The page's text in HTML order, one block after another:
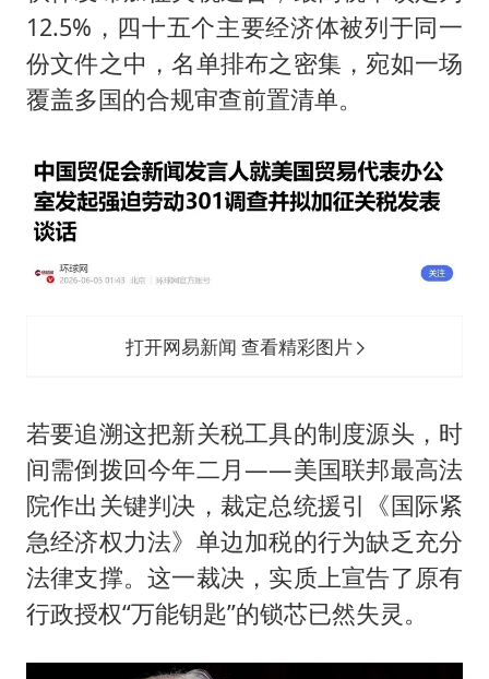
12.5%，四十五个主要经济体被列于同一
份文件之中，名单排布之密集，宛如一场
覆盖多国的合规审查前置清单。
打开网易新闻 查看精彩图片
若要追溯这把新关税工具的制度源头，时
间需倒拨回今年二月——美国联邦最高法
院作出关键判决，裁定总统援引《国际紧
急经济权力法》单边加税的行为缺乏充分
法律支撑。这一裁决，实质上宣告了原有
行政授权“万能钥匙”的锁芯已然失灵。